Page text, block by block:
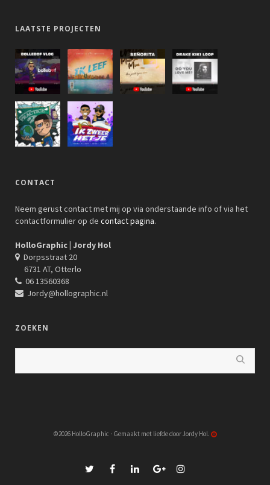
LAATSTE PROJECTEN
CONTACT
Neem gerust contact met mij op via onderstaande info of via het
contactformulier op de contact pagina.
HolloGraphic | Jordy Hol
Dorpsstraat 20
6731 AT, Otterlo
06 13560368
Jordy@hollographic.nl
ZOEKEN
©2026 HolloGraphic · Gemaakt met liefde door Jordy Hol.